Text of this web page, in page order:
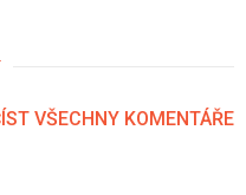
VŠECHNY KOMENTÁŘE